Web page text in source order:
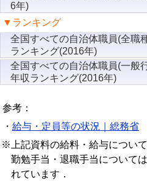
6年)
▼ランキング
全国すべての自治体職員(全職
ランキング(2016年)
全国すべての自治体職員(一般
年収ランキング(2016年)
参考：
・ 給与・定員等の状況｜総務省
※上記資料の給料・給与につい
勤勉手当・退職手当について
れています．